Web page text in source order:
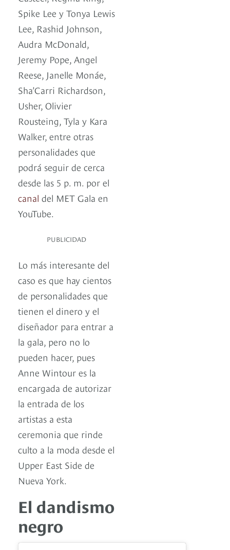
Spike Lee y Tonya Lewis
Lee, Rashid Johnson,
Audra McDonald,
Jeremy Pope, Angel
Reese, Janelle Monáe,
Sha’Carri Richardson,
Usher, Olivier
Rousteing, Tyla y Kara
Walker, entre otras
personalidades que
podrá seguir de cerca
desde las 5 p. m. por el
canal del MET Gala en
YouTube.
PUBLICIDAD
Lo más interesante del
caso es que hay cientos
de personalidades que
tienen el dinero y el
diseñador para entrar a
la gala, pero no lo
pueden hacer, pues
Anne Wintour es la
encargada de autorizar
la entrada de los
artistas a esta
ceremonia que rinde
culto a la moda desde el
Upper East Side de
Nueva York.
El dandismo
negro